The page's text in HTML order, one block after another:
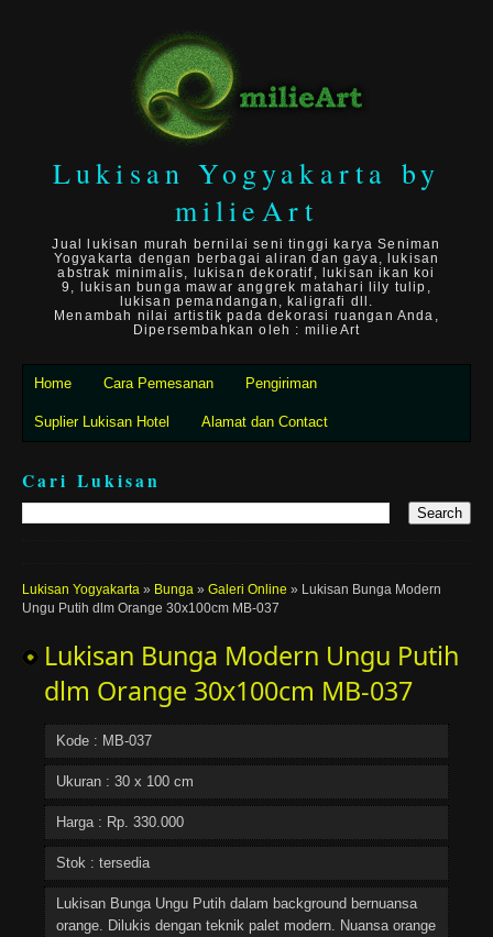
Lukisan Yogyakarta by
milieArt
Jual lukisan murah bernilai seni tinggi karya Seniman
Yogyakarta dengan berbagai aliran dan gaya, lukisan
abstrak minimalis, lukisan dekoratif, lukisan ikan koi
9, lukisan bunga mawar anggrek matahari lily tulip,
lukisan pemandangan, kaligrafi dll.
Menambah nilai artistik pada dekorasi ruangan Anda,
Dipersembahkan oleh : milieArt
Home Cara Pemesanan Pengiriman
Suplier Lukisan Hotel Alamat dan Contact
Cari Lukisan
Lukisan Yogyakarta » Bunga » Galeri Online » Lukisan Bunga Modern
Ungu Putih dlm Orange 30x100cm MB-037
Lukisan Bunga Modern Ungu Putih
dlm Orange 30x100cm MB-037
Kode : MB-037
Ukuran : 30 x 100 cm
Harga : Rp. 330.000
Stok : tersedia
Lukisan Bunga Ungu Putih dalam background bernuansa
orange. Dilukis dengan teknik palet modern. Nuansa orange